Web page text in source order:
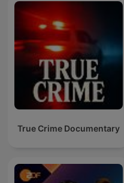
True Crime Documentary